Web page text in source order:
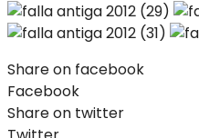
Share on facebook
Facebook
Share on twitter